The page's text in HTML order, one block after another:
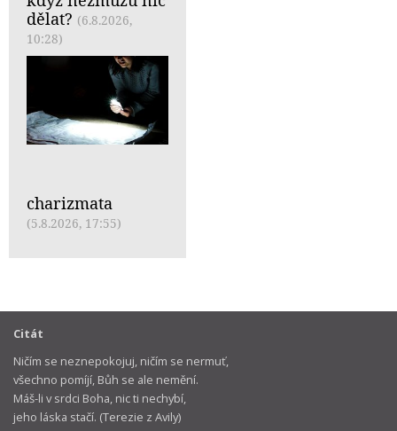
dělat? (6.8.2026,
10:28)
charizmata
(5.8.2026, 17:55)
Citát
Ničím se neznepokojuj, ničím se nermuť,
všechno pomíjí, Bůh se ale nemění.
Máš-li v srdci Boha, nic ti nechybí,
jeho láska stačí. (Terezie z Avily)